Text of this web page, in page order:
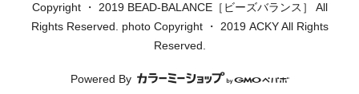
Copyright ・ 2019 BEAD-BALANCE［ビーズバランス］ All
Rights Reserved. photo Copyright ・ 2019 ACKY All Rights
Reserved.
Powered By